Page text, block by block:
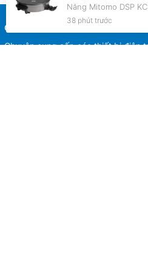
CÔNG TY CỔ PHẦN MITOMO
Chuyên cung cấp các thiết bị điện
Năng Mitomo DSP
38 phút trước